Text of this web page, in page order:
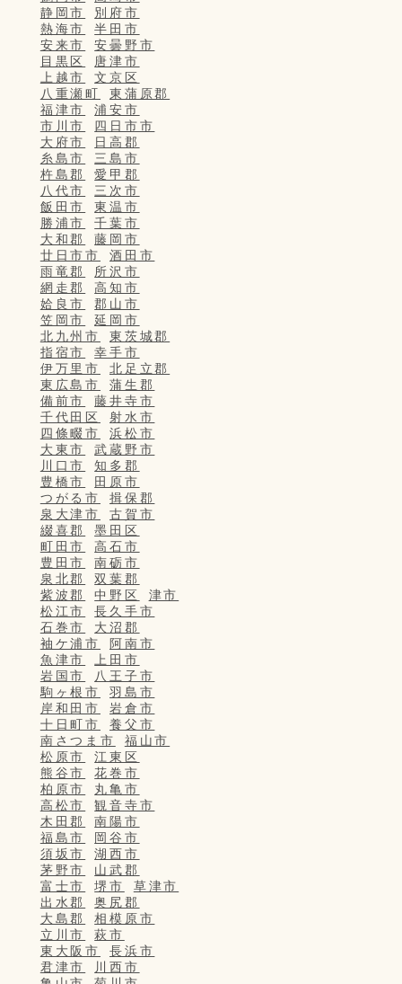
静岡市
別府市
熱海市
半田市
安来市
安曇野市
目黒区
唐津市
上越市
文京区
八重瀬町
東蒲原郡
福津市
浦安市
市川市
四日市市
大府市
日高郡
糸島市
三島市
杵島郡
愛甲郡
八代市
三次市
飯田市
東温市
勝浦市
千葉市
大和郡
藤岡市
廿日市市
酒田市
雨竜郡
所沢市
網走郡
高知市
姶良市
郡山市
笠岡市
延岡市
北九州市
東茨城郡
指宿市
幸手市
伊万里市
北足立郡
東広島市
蒲生郡
備前市
藤井寺市
千代田区
射水市
四條畷市
浜松市
大東市
武蔵野市
川口市
知多郡
豊橋市
田原市
つがる市
揖保郡
泉大津市
古賀市
綴喜郡
墨田区
町田市
高石市
豊田市
南砺市
泉北郡
双葉郡
紫波郡
中野区
津市
松江市
長久手市
石巻市
大沼郡
袖ケ浦市
阿南市
魚津市
上田市
岩国市
八王子市
駒ヶ根市
羽島市
岸和田市
岩倉市
十日町市
養父市
南さつま市
福山市
松原市
江東区
熊谷市
花巻市
柏原市
丸亀市
高松市
観音寺市
木田郡
南陽市
福島市
岡谷市
須坂市
湖西市
茅野市
山武郡
富士市
堺市
草津市
出水郡
奥尻郡
大島郡
相模原市
立川市
萩市
東大阪市
長浜市
君津市
川西市